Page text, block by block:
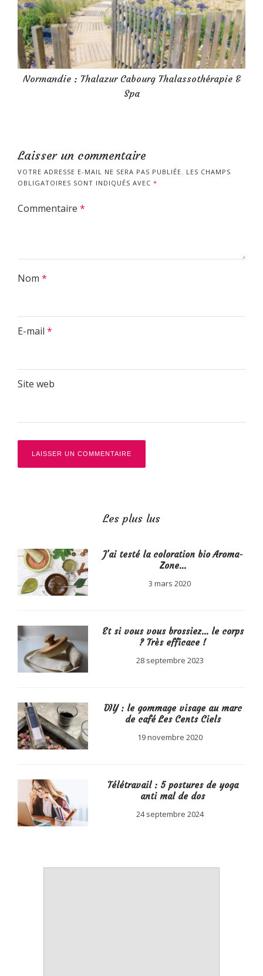
Normandie : Thalazur Cabourg Thalassothérapie &
Spa
Laisser un commentaire
VOTRE ADRESSE E-MAIL NE SERA PAS PUBLIÉE.
LES CHAMPS
OBLIGATOIRES SONT INDIQUÉS AVEC *
Commentaire *
Nom *
E-mail *
Site web
Les plus lus
J’ai testé la coloration bio Aroma-
Zone…
3 mars 2020
Et si vous vous brossiez… le corps
? Très efficace !
28 septembre 2023
DIY : le gommage visage au marc
de café Les Cents Ciels
19 novembre 2020
Télétravail : 5 postures de yoga
anti mal de dos
24 septembre 2024